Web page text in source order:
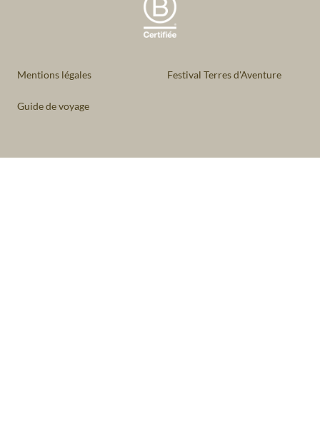
Mentions légales Festival Terres d'Aventure
Guide de voyage